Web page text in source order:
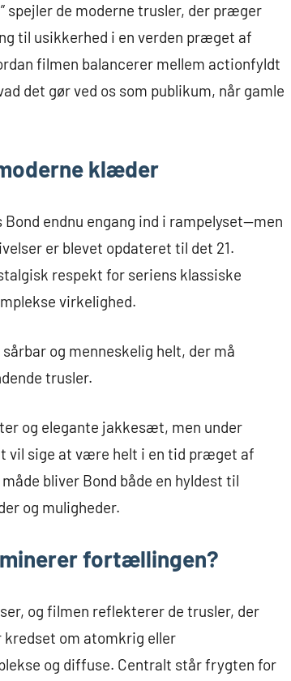
spejler de moderne trusler, der præger
til usikkerhed i en verden præget af
filmen balancerer mellem actionfyldt
det gør ved os som publikum, når gamle
klæder
endnu engang ind i rampelyset—men
er blevet opdateret til det 21.
respekt for seriens klassiske
virkelighed.
og menneskelig helt, der må
trusler.
og elegante jakkesæt, men under
vil sige at være helt i en tid præget af
bliver Bond både en hyldest til
og muligheder.
fortællingen?
og filmen reflekterer de trusler, der
om atomkrig eller
og diffuse. Centralt står frygten for